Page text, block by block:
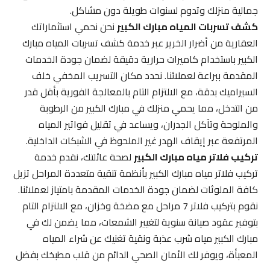
جمالية منزلك وتدوم لسنوات طويلة دون مشاكل.
كشف تسربات المياه مبارك الكبيرنحن نحمي استثماراتك
العقارية من أضرار الخرير عبر خدمة كشف تسربات المياه مبارك
الكبير باستخدام كاميرات حرارية دقيقة لضمان جودة الخدمات
المقدمة ببراعة لعملائنا. نحدد مكان التسريب المخفي خلف
السيراميك بدقة، مع الالتزام التام بالمعالجة الفورية بأقل قدر
من التدخل، مما يحمي منزلك في مبارك الكبير من الرطوبة
والملوحة وتآكل الجدران، ويساعد في تقليل فواتير المياه
المرتفعة عبر إيقاف الهدر غير الملحوظ في الشبكات الداخلية.
تركيب فلاتر مياه مبارك الكبيرلصحة عائلتك، نقدم خدمة
تركيب فلاتر مياه مبارك الكبير بأنظمة تنقية متعددة المراحل تزيل
كافة الملوثات لضمان جودة الخدمات المقدمة بامتياز لعملائنا.
نقوم بتركيب فلاتر 7 مراحل مع مضخة وخزان، مع الالتزام التام
بتوفير عقود صيانة سنوية لتغيير الشمعات، مما يضمن لك في
مبارك الكبير مياه شرب عذبة ونقية تغنيك عن شراء المياه
المعبأة، ويوفر لك الأمان الصحي الدائم من قلب مطبخك بفضل